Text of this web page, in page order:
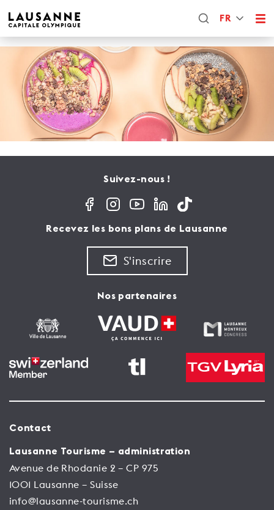
FR
Suivez-nous !
Recevez les bons plans de Lausanne
S'inscrire
Nos partenaires
Contact
Lausanne Tourisme – administration
Avenue de Rhodanie 2 – CP 975
1001 Lausanne – Suisse
info@lausanne-tourisme.ch